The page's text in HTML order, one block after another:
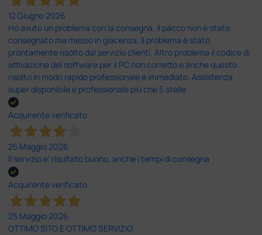
12 Giugno 2026
Ho avuto un problema con la consegna, il pacco non è stato
consegnato ma messo in giacenza. Il problema è stato
prontamente risolto dal servizio clienti. Altro problema il codice di
attivazione del software per il PC non corretto e anche questo
risolto in modo rapido professionale e immediato. Assistenza
super disponibile e professionale più che 5 stelle
Acquirente verificato
25 Maggio 2026
Il servizio e’ risultato buono, anche i tempi di consegna
Acquirente verificato
25 Maggio 2026
OTTIMO SITO E OTTIMO SERVIZIO